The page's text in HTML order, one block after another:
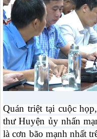
Quán triệt tại cuộc
thư Huyện ủy nhấn
là cơn bão mạnh nhất